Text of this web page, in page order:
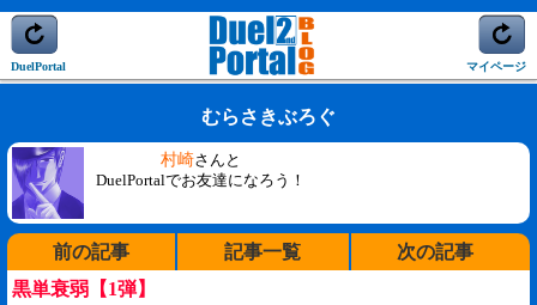
DuelPortal マイページ
むらさきぶろぐ
村崎さんと
DuelPortalでお友達になろう！
前の記事 記事一覧
次の記事
黒単衰弱【1弾】